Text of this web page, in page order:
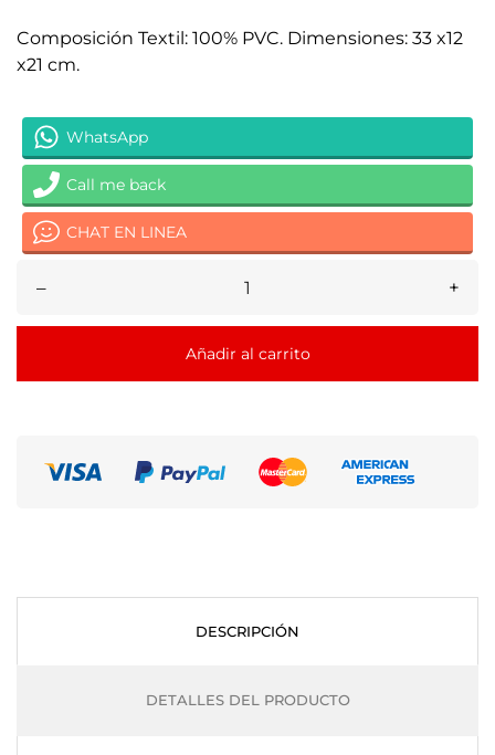
Composición Textil: 100% PVC. Dimensiones: 33 x12
x21 cm.
WhatsApp
Call me back
CHAT EN LINEA
– +
Añadir al carrito
DESCRIPCIÓN
DETALLES DEL PRODUCTO